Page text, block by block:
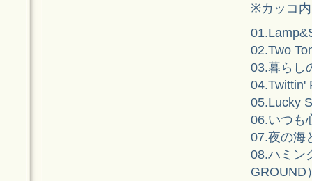
※カッコ
02.Two
03.暮らし
04.Twittin'
05.Lucky
06.いつも
07.夜の海
08.ハミン
GROUND